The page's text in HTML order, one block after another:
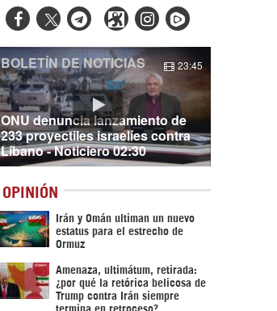
  
ONU denuncia lanzamiento de
233 proyectiles israelíes contra
Líbano - Noticiero 02:30
BOLETÍN DE NOTICIAS 23:45
OPINIÓN
Irán y Omán ultiman un nuevo
estatus para el estrecho de
Ormuz
Amenaza, ultimátum, retirada:
¿por qué la retórica belicosa de
Trump contra Irán siempre
termina en retroceso?